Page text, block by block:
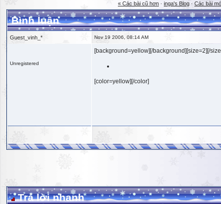
« Các bài cũ hơn · inga's Blog · Các bài
Bình luận
Guest_vinh_* Nov 19 2006, 08:14 AM
Unregistered
[background=yellow][/background][size=2][/
[color=yellow][/color]
Trả lời nhanh